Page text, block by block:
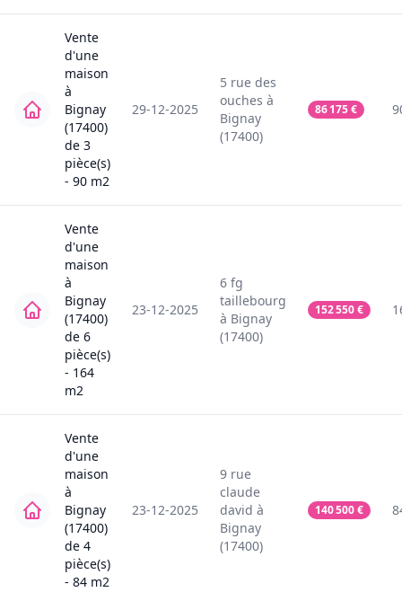
Vente
d'une
maison
à
Bignay
(17400)
de 3
pièce(s)
- 90 m2
29-12-2025
5 rue des
ouches à
Bignay
(17400)
86 175€
Vente
d'une
maison
à
Bignay
(17400)
de 6
pièce(s)
- 164
m2
23-12-2025
6 fg
taillebourg
à Bignay
(17400)
152 550€
Vente
d'une
maison
à
Bignay
(17400)
de 4
pièce(s)
- 84 m2
23-12-2025
9 rue
claude
david à
Bignay
(17400)
140 500€